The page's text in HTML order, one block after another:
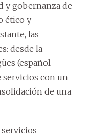
y gobernanza de
ético y
las
desde la
(español-
servicios con un
de una